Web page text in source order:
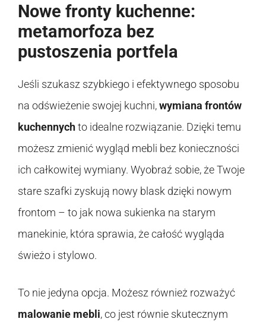
Nowe fronty kuchenne:
metamorfoza bez
pustoszenia portfela
Jeśli szukasz szybkiego i efektywnego sposobu
na odświeżenie swojej kuchni,wymiana frontów
kuchennychto idealne rozwiązanie. Dzięki temu
możesz zmienić wygląd mebli bez konieczności
ich całkowitej wymiany. Wyobraź sobie, że Twoje
stare szafki zyskują nowy blask dzięki nowym
frontom – to jak nowa sukienka na starym
manekinie, która sprawia, że całość wygląda
świeżo i stylowo.
To nie jedyna opcja. Możesz również rozważyć
malowanie mebli, co jest równie skutecznym